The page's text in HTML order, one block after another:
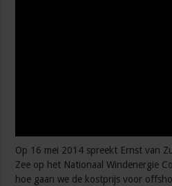
Op 16 mei 2014 spreekt Ernst van
Zee op het Nationaal Windenergie
hoe gaan we de kostprijs voor